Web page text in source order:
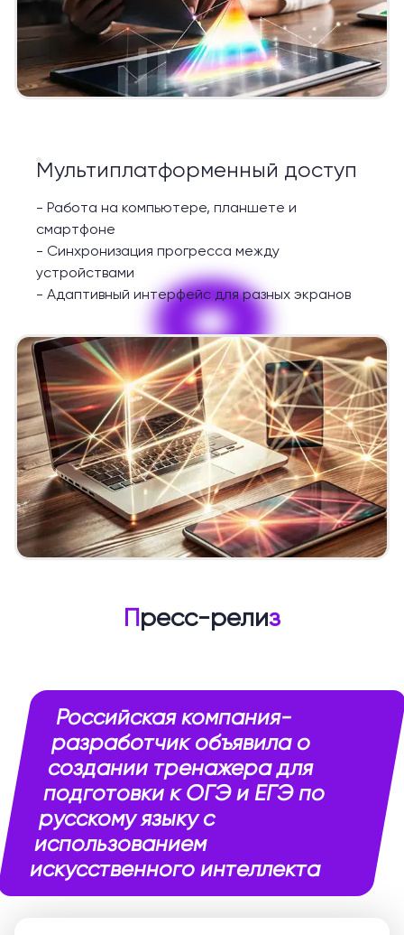
9
Мультиплатформенный доступ
- Работа на компьютере, планшете и
смартфоне
- Синхронизация прогресса между
устройствами
- Адаптивный интерфейс для разных экранов
Пресс-релиз
Российская компания-
разработчик объявила о
создании тренажера для
подготовки к ОГЭ и ЕГЭ по
русскому языку с
использованием
искусственного интеллекта